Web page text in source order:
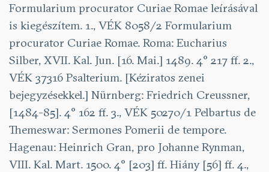
Formularium procurator Curiae Romae leírásával
is kiegészítem. 1., VÉK 8058/2 Formularium
procurator Curiae Romae. Roma: Eucharius
Silber, XVII. Kal. Jun. [16. Mai.] 1489. 4° 217 ff. 2.,
VÉK 37316 Psalterium. [Kéziratos zenei
bejegyzésekkel.] Nürnberg: Friedrich Creussner,
[1484-85]. 4° 162 ff. 3., VÉK 50270/1 Pelbartus de
Themeswar: Sermones Pomerii de tempore.
Hagenau: Heinrich Gran, pro Johanne Rynman,
VIII. Kal. Mart. 1500. 4° [203] ff. Hiány [56] ff. 4.,